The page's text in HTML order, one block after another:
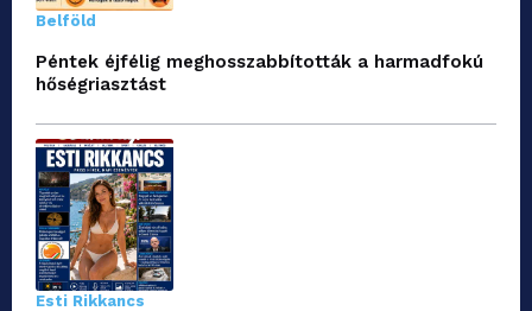
Belföld
Péntek éjfélig meghosszabbították a harmadfokú
hőségriasztást
Esti Rikkancs